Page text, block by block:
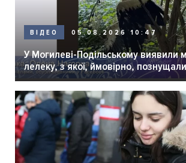
ВІДЕО 05.08.2026 10:47
У Могилеві-Подільському виявили
лелеку, з якої, ймовірно,